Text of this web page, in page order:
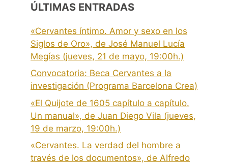
ÚLTIMAS ENTRADAS
«Cervantes íntimo. Amor y sexo en los
Siglos de Oro», de José Manuel Lucía
Megías (jueves, 21 de mayo, 19:00h.)
Convocatoria: Beca Cervantes a la
investigación (Programa Barcelona Crea)
«El Quijote de 1605 capítulo a capítulo.
Un manual», de Juan Diego Vila (jueves,
19 de marzo, 19:00h.)
«Cervantes. La verdad del hombre a
través de los documentos», de Alfredo